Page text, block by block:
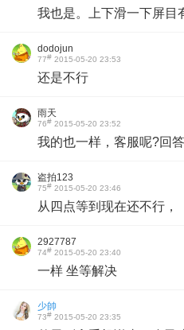
我也是。上下滑一下屏目
dodojun
77# 2015-05-20 23:53
还是不行
雨天
76# 2015-05-20 23:52
我的也一样，客服呢?回
盗拍123
75# 2015-05-20 23:46
从四点等到现在还不行，
2927787
74# 2015-05-20 23:40
一样 坐等解决
少帥
73# 2015-05-20 23:35